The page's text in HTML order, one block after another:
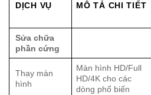
DỊCH VỤ MÔ TẢ CHI TIẾT
Sửa chữa
phần cứng
Thay màn
hình
Màn hình HD/Full
HD/4K cho các
dòng phổ biến